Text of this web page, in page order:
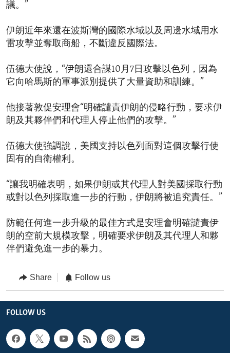
議。”
伊朗近年來還在波斯灣的國際水域以及周邊水域用水
雷攻擊並奪取商船，不斷違反國際法。
伍德大使說，“伊朗還合謀10月7日攻擊以色列，因為
它向哈馬斯的軍事派別提供了大量資助和訓練。”
他接著敦促安理會“明確譴責伊朗的侵略行動，要求伊
朗及其夥伴們和代理人停止他們的攻擊。”
伍德大使強調說，美國支持以色列面對這個攻擊行使
固有的自衛權利。
“讓我明確表明，如果伊朗或其代理人對美國採取行動
或對以色列採取進一步的行動，伊朗將被追究責任。”
防範任何進一步升級的最佳方式是安理會明確譴責伊
朗的空前大規模攻擊，明確要求伊朗及其代理人和夥
伴們避免進一步的暴力。
Share Follow us
FOLLOW US